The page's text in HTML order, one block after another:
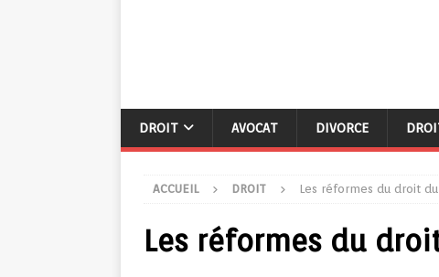
DROIT AVOCAT DIVORCE
ACCUEIL DROIT Les réformes du droit
Les réformes du